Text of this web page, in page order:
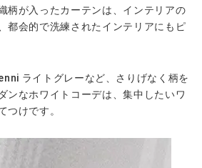
柄が入ったカーテンは、インテリアの
都会的で洗練されたインテリアにもピ
ライトグレーなど、さりげなく柄を
ンなホワイトコーデは、集中したいワ
つけです。